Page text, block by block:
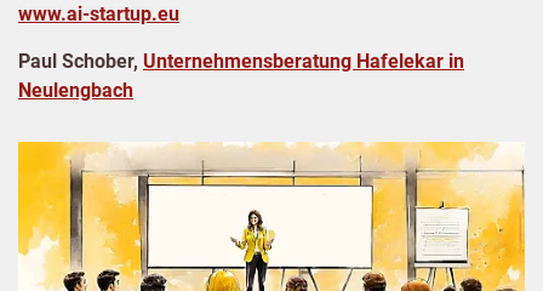
www.ai-startup.eu
Paul Schober, Unternehmensberatung Hafelekar in
Neulengbach